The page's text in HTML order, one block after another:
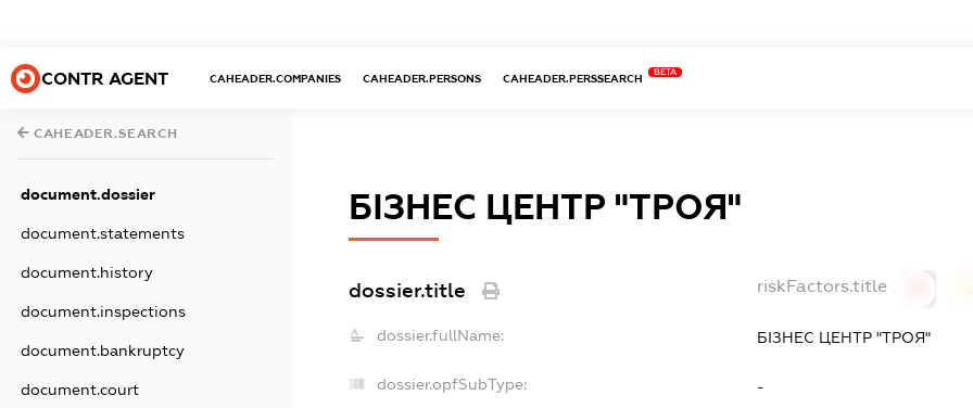
CONTR AGENT CAHEADER.COMPANIES CAHEADER.PERSONS CAHEADER.PERSSEARCH
BETA
CAHEADER.SEARCH
document.dossier
document.statements
document.history
document.inspections
document.bankruptcy
document.court
БІЗНЕС ЦЕНТР "ТРОЯ"
dossier.title riskFactors.title
dossier.fullName: БІЗНЕС ЦЕНТР "ТРОЯ"
dossier.opfSubType: -